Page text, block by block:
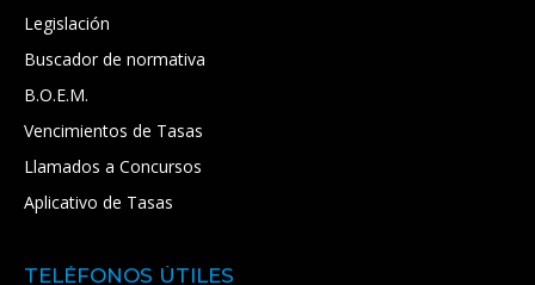
Legislación
Buscador de normativa
B.O.E.M.
Vencimientos de Tasas
Llamados a Concursos
Aplicativo de Tasas
TELÉFONOS ÚTILES